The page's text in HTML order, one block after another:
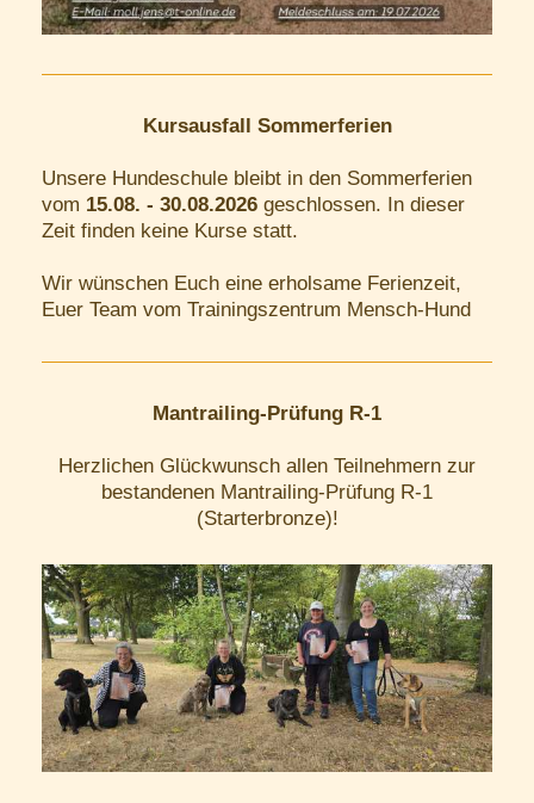
Kursausfall Sommerferien
Unsere Hundeschule bleibt in den Sommerferien
vom 15.08. - 30.08.2026 geschlossen. In dieser
Zeit finden keine Kurse statt.
Wir wünschen Euch eine erholsame Ferienzeit,
Euer Team vom Trainingszentrum Mensch-Hund
Mantrailing-Prüfung R-1
Herzlichen Glückwunsch allen Teilnehmern zur
bestandenen Mantrailing-Prüfung R-1
(Starterbronze)!